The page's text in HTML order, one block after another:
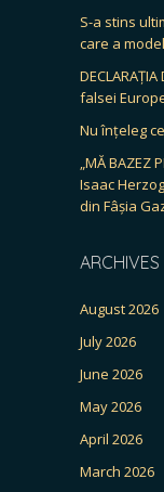
S-a stins
care a
falsei
Nu înțeleg
„MĂ BAZEZ
Isaac
din Fâșia
ARCHIVES
August 2026
July 2026
June 2026
May 2026
April 2026
March 2026